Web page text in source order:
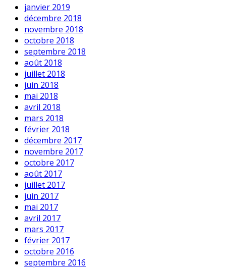
janvier 2019
décembre 2018
novembre 2018
octobre 2018
septembre 2018
août 2018
juillet 2018
juin 2018
mai 2018
avril 2018
mars 2018
février 2018
décembre 2017
novembre 2017
octobre 2017
août 2017
juillet 2017
juin 2017
mai 2017
avril 2017
mars 2017
février 2017
octobre 2016
septembre 2016